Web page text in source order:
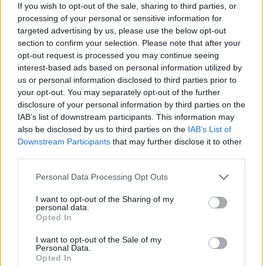
If you wish to opt-out of the sale, sharing to third parties, or
processing of your personal or sensitive information for
targeted advertising by us, please use the below opt-out
section to confirm your selection. Please note that after your
opt-out request is processed you may continue seeing
interest-based ads based on personal information utilized by
us or personal information disclosed to third parties prior to
your opt-out. You may separately opt-out of the further
disclosure of your personal information by third parties on the
IAB’s list of downstream participants. This information may
also be disclosed by us to third parties on the IAB’s List of
Downstream Participants that may further disclose it to other
Personal Data Processing Opt Outs
I want to opt-out of the Sharing of my
personal data.
Opted In
I want to opt-out of the Sale of my
Personal Data.
Opted In
ΕΠΙΧΕΙΡΗΣΕΙΣ
Τι είναι το «φαινόμενο του κραγιόν» στο
οποίο πόνταρε η L’Oréal
Έχετε νιώσει ποτέ την ανάγκη να αγοράσετε κάτι μόνο και μόνο για
να αισθανθείτε καλύτερα; Αν ναι, δεν είστε οι μόνοι. Το «φαινόμενο
του κραγιόν» περιγράφει ακριβώς αυτή την τάση των
καταναλωτών να στρέφονται σε μικρές και σχετικά προσιτές
αγορές, όπως τα καλλυντικά, σε περιόδους έντονης οικονομικής ή
ψυχολογικής πίεσης.
NEWSROOM/05 Αυγ 2026